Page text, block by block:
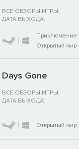
ВСЕ ОБЗОРЫ ИГРЫ:
ДАТА ВЫХОДА:
Приключение
Открытый мир
Days Gone
ВСЕ ОБЗОРЫ ИГРЫ:
ДАТА ВЫХОДА:
Открытый мир